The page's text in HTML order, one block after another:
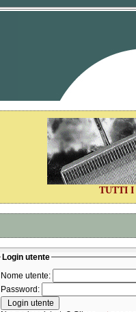
TUTTI I
Login utente
Nome utente:
Password: